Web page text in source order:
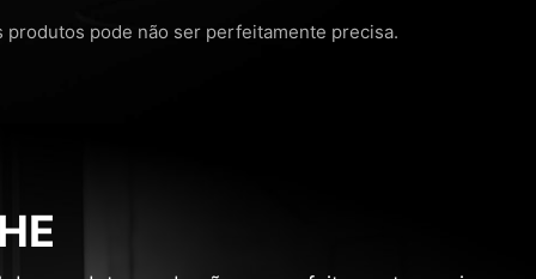
pode não ser perfeitamente precisa.